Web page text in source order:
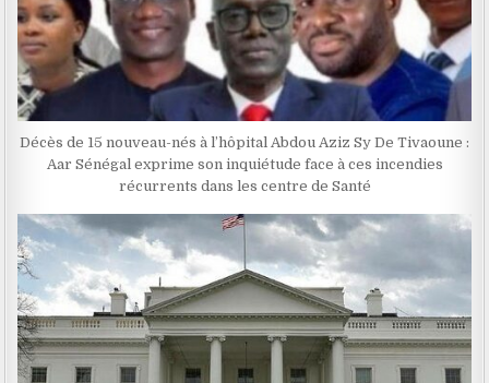
Décès de 15 nouveau-nés à l’hôpital Abdou Aziz Sy De Tivaoune :
Aar Sénégal exprime son inquiétude face à ces incendies
récurrents dans les centre de Santé